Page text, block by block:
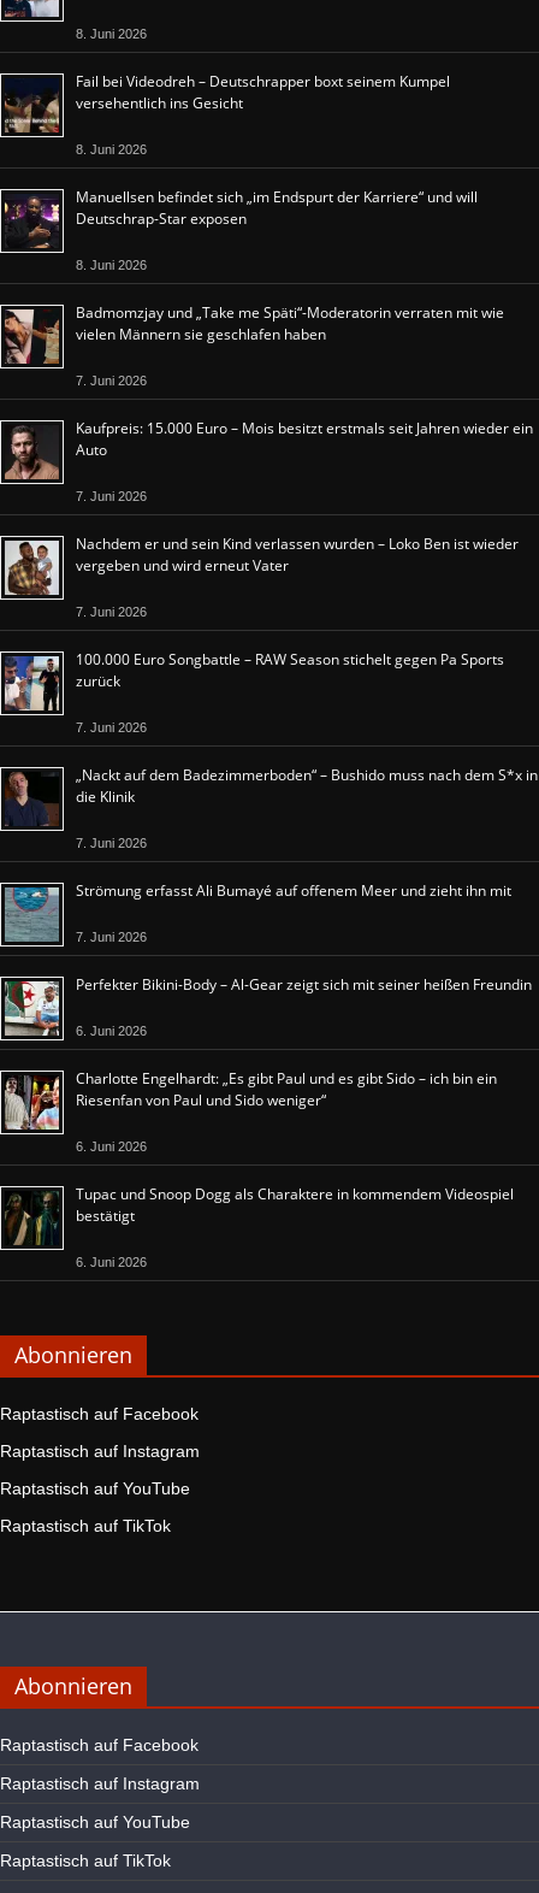
8. Juni 2026
Fail bei Videodreh – Deutschrapper boxt seinem Kumpel
versehentlich ins Gesicht
8. Juni 2026
Manuellsen befindet sich „im Endspurt der Karriere“ und will
Deutschrap-Star exposen
8. Juni 2026
Badmomzjay und „Take me Späti“-Moderatorin verraten mit wie
vielen Männern sie geschlafen haben
7. Juni 2026
Kaufpreis: 15.000 Euro – Mois besitzt erstmals seit Jahren wieder ein
Auto
7. Juni 2026
Nachdem er und sein Kind verlassen wurden – Loko Ben ist wieder
vergeben und wird erneut Vater
7. Juni 2026
100.000 Euro Songbattle – RAW Season stichelt gegen Pa Sports
zurück
7. Juni 2026
„Nackt auf dem Badezimmerboden“ – Bushido muss nach dem S*x in
die Klinik
7. Juni 2026
Strömung erfasst Ali Bumayé auf offenem Meer und zieht ihn mit
7. Juni 2026
Perfekter Bikini-Body – Al-Gear zeigt sich mit seiner heißen Freundin
6. Juni 2026
Charlotte Engelhardt: „Es gibt Paul und es gibt Sido – ich bin ein
Riesenfan von Paul und Sido weniger“
6. Juni 2026
Tupac und Snoop Dogg als Charaktere in kommendem Videospiel
bestätigt
6. Juni 2026
Abonnieren
Raptastisch auf Facebook
Raptastisch auf Instagram
Raptastisch auf YouTube
Raptastisch auf TikTok
Abonnieren
Raptastisch auf Facebook
Raptastisch auf Instagram
Raptastisch auf YouTube
Raptastisch auf TikTok